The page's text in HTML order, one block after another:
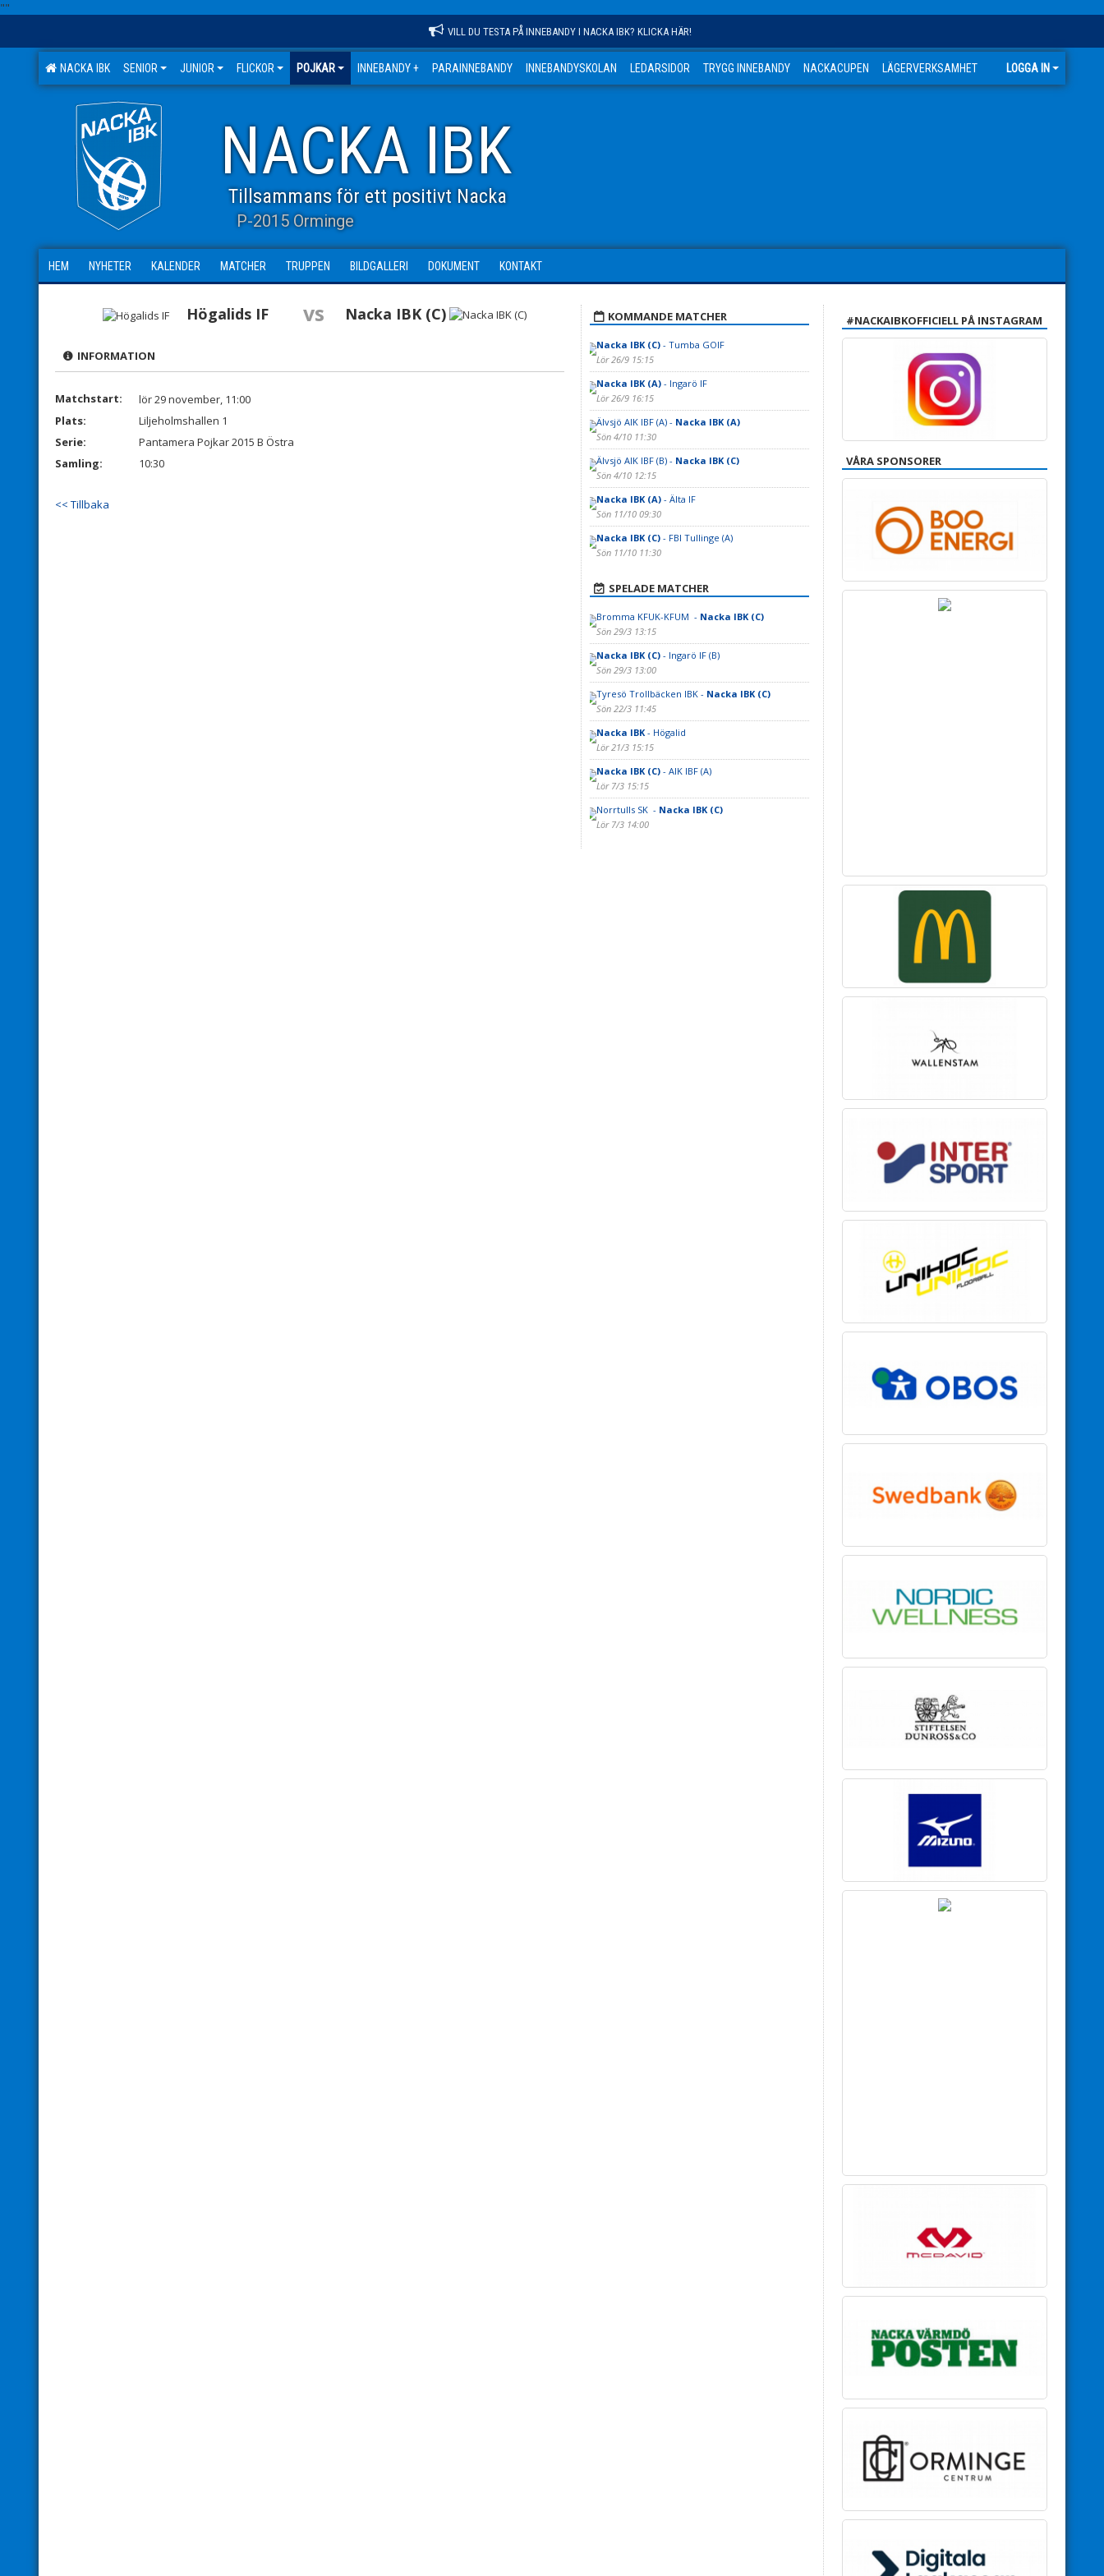
""
VILL DU TESTA PÅ INNEBANDY I NACKA IBK? KLICKA HÄR!
NACKA IBK SENIOR JUNIOR FLICKOR POJKAR INNEBANDY + PARAINNEBANDY INNEBANDYSKOLAN LEDARSIDOR TRYGG INNEBANDY NACKACUPEN LÄGERVERKSAMHET LOGGA IN
NACKA IBK
Tillsammans för ett positivt Nacka
P-2015 Orminge
HEM NYHETER KALENDER MATCHER TRUPPEN BILDGALLERI DOKUMENT KONTAKT
Högalids IF vs Nacka IBK (C)
INFORMATION
Matchstart:
lör 29 november, 11:00
Plats:
Liljeholmshallen 1
Serie:
Pantamera Pojkar 2015 B Östra
Samling:
10:30
<< Tillbaka
KOMMANDE MATCHER
Nacka IBK (C)- Tumba GOIF
Lör 26/9 15:15
Nacka IBK (A)- Ingarö IF
Lör 26/9 16:15
Älvsjö AIK IBF (A) - Nacka IBK (A)
Sön 4/10 11:30
Älvsjö AIK IBF (B) - Nacka IBK (C)
Sön 4/10 12:15
Nacka IBK (A)- Älta IF
Sön 11/10 09:30
Nacka IBK (C)- FBI Tullinge (A)
Sön 11/10 11:30
SPELADE MATCHER
Bromma KFUK-KFUM - Nacka IBK (C)
Sön 29/3 13:15
Nacka IBK (C)- Ingarö IF (B)
Sön 29/3 13:00
Tyresö Trollbäcken IBK - Nacka IBK (C)
Sön 22/3 11:45
Nacka IBK- Högalid
Lör 21/3 15:15
Nacka IBK (C)- AIK IBF (A)
Lör 7/3 15:15
Norrtulls SK - Nacka IBK (C)
Lör 7/3 14:00
#NACKAIBKOFFICIELL PÅ INSTAGRAM
VÅRA SPONSORER